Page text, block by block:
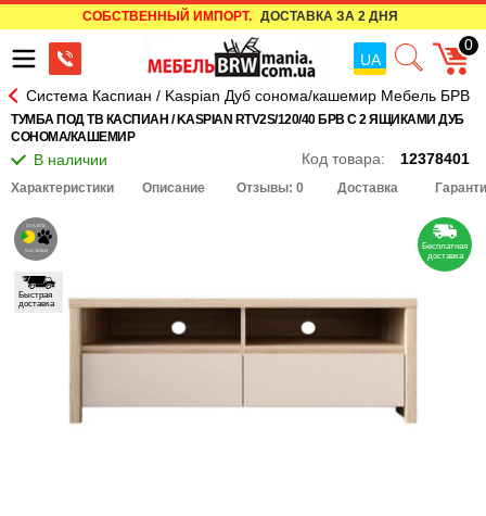
СОБСТВЕННЫЙ ИМПОРТ. ДОСТАВКА ЗА 2 ДНЯ
UA
0
Система Каспиан / Kaspian Дуб сонома/кашемир Мебель БРВ
ТУМБА ПОД ТВ КАСПИАН / KASPIAN RTV2S/120/40 БРВ С 2 ЯЩИКАМИ ДУБ
СОНОМА/КАШЕМИР
Код товара: 12378401
Характеристики Описание Отзывы: 0 Доставка